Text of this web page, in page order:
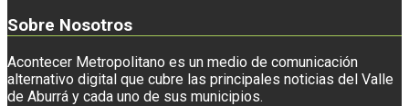
Sobre Nosotros
Acontecer Metropolitano es un medio de comunicación
alternativo digital que cubre las principales noticias del Valle
de Aburrá y cada uno de sus municipios.